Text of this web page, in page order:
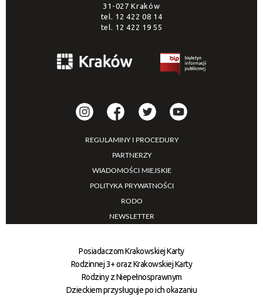
31-027 Kraków
tel. 12 422 08 14
tel. 12 422 19 55
REGULAMINY I PROCEDURY
PARTNERZY
WIADOMOŚCI MIEJSKIE
POLITYKA PRYWATNOŚCI
RODO
NEWSLETTER
Posiadaczom Krakowskiej Karty
Rodzinnej 3+ oraz Krakowskiej Karty
Rodziny z Niepełnosprawnym
Dzieckiem przysługuje po ich okazaniu